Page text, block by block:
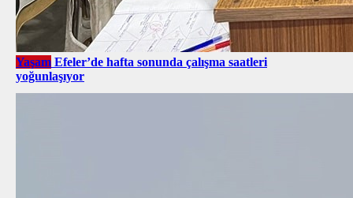
Yaşam Efeler’de hafta sonunda çalışma saatleri
yoğunlaşıyor